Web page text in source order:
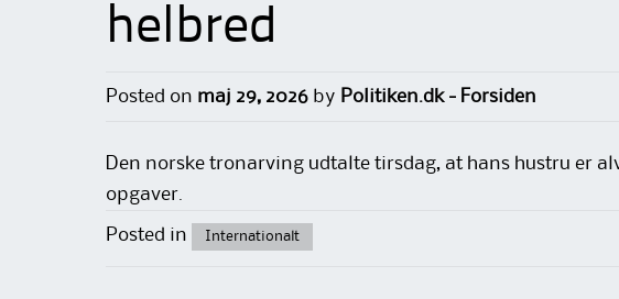
helbred
Posted on maj 29, 2026 by Politiken.dk - Forsiden
Den norske tronarving udtalte tirsdag, at hans hustru er
opgaver.
Posted in Internationalt